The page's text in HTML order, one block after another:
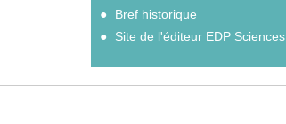
Bref historique
Site de l'éditeur EDP Sciences